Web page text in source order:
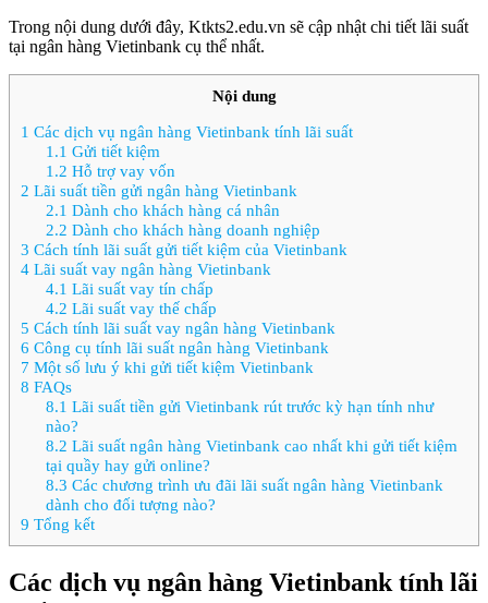
Trong nội dung dưới đây, Ktkts2.edu.vn sẽ cập nhật chi tiết lãi suất
tại ngân hàng Vietinbank cụ thể nhất.
Nội dung
1 Các dịch vụ ngân hàng Vietinbank tính lãi suất
1.1 Gửi tiết kiệm
1.2 Hỗ trợ vay vốn
2 Lãi suất tiền gửi ngân hàng Vietinbank
2.1 Dành cho khách hàng cá nhân
2.2 Dành cho khách hàng doanh nghiệp
3 Cách tính lãi suất gửi tiết kiệm của Vietinbank
4 Lãi suất vay ngân hàng Vietinbank
4.1 Lãi suất vay tín chấp
4.2 Lãi suất vay thế chấp
5 Cách tính lãi suất vay ngân hàng Vietinbank
6 Công cụ tính lãi suất ngân hàng Vietinbank
7 Một số lưu ý khi gửi tiết kiệm Vietinbank
8 FAQs
8.1 Lãi suất tiền gửi Vietinbank rút trước kỳ hạn tính như
nào?
8.2 Lãi suất ngân hàng Vietinbank cao nhất khi gửi tiết kiệm
tại quầy hay gửi online?
8.3 Các chương trình ưu đãi lãi suất ngân hàng Vietinbank
dành cho đối tượng nào?
9 Tổng kết
Các dịch vụ ngân hàng Vietinbank tính lãi